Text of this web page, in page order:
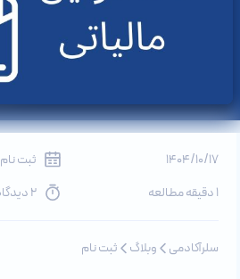
1404/10/17
ثبت نام
1 دقیقه مطالعه
2 دیدگاه
سلرآکادمی وبلاگ ثبت نام